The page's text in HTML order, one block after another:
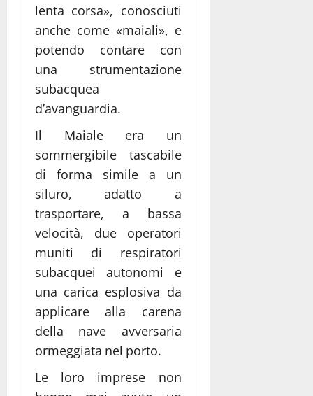
lenta corsa», conosciuti
anche come «maiali», e
potendo contare con
una strumentazione
subacquea
d’avanguardia.
Il Maiale era un
sommergibile tascabile
di forma simile a un
siluro, adatto a
trasportare, a bassa
velocità, due operatori
muniti di respiratori
subacquei autonomi e
una carica esplosiva da
applicare alla carena
della nave avversaria
ormeggiata nel porto.
Le loro imprese non